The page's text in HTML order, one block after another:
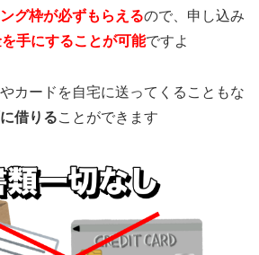
グ枠が必ずもらえるので、申し込み
手にすることが可能ですよ
カードを自宅に送ってくることもな
借りることができます